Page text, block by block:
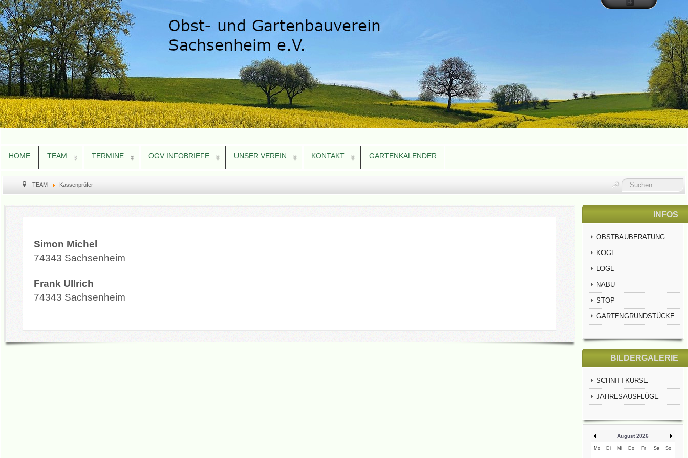
HOME TEAM TERMINE OGV INFOBRIEFE UNSER VEREIN KONTAKT GARTENKALENDER
TEAM Kassenprüfer
Suchen
...
Simon Michel
74343 Sachsenheim
Frank Ullrich
74343 Sachsenheim
INFOS
OBSTBAUBERATUNG
KOGL
LOGL
NABU
STOP
GARTENGRUNDSTÜCKE
BILDERGALERIE
SCHNITTKURSE
JAHRESAUSFLÜGE
August 2026
Mo Di Mi Do Fr Sa So